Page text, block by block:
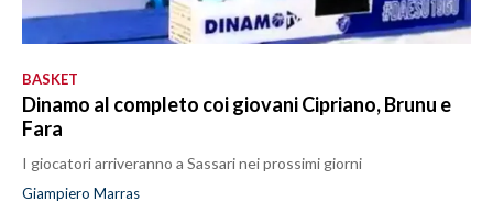
BASKET
Dinamo al completo coi giovani Cipriano, Brunu e
Fara
I giocatori arriveranno a Sassari nei prossimi giorni
Giampiero Marras